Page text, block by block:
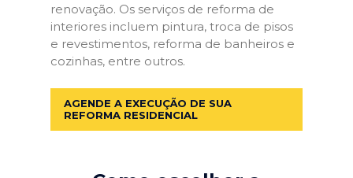
renovação. Os serviços de reforma de
interiores incluem pintura, troca de pisos
e revestimentos, reforma de banheiros e
cozinhas, entre outros.
AGENDE A EXECUÇÃO DE SUA
REFORMA RESIDENCIAL